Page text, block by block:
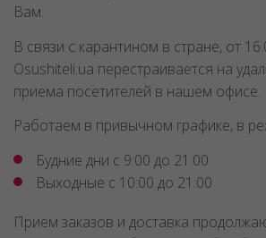
Вам.
В связи с карантином в стране, от
Osushiteli.ua перестраивается на
приема посетителей в нашем офисе.
Работаем в привычном графике, в
Будние дни с 9:00 до 21:00
Выходные с 10:00 до 21:00
Прием заказов и доставка